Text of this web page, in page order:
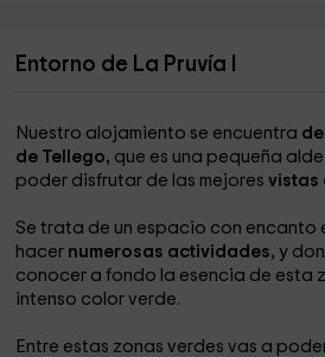
Entorno de La Pruvía I
Nuestro alojamiento se encuentra
de Tellego, que es una pequeña
poder disfrutar de las mejoresvistas
Se trata de un espacio con encanto
hacer numerosas actividades,y
conocer a fondo la esencia de esta
intenso color verde.
Entre estas zonas verdes vas a